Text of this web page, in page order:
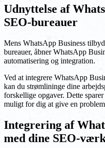
Udnyttelse af
SEO-bureauer
Mens WhatsApp Business
bureauer, åbner WhatsApp
automatisering og integration.
Ved at integrere WhatsApp
kan du strømlininge dine
forskellige opgaver. Dette
muligt for dig at give en
Integrering af
med dine SEO-